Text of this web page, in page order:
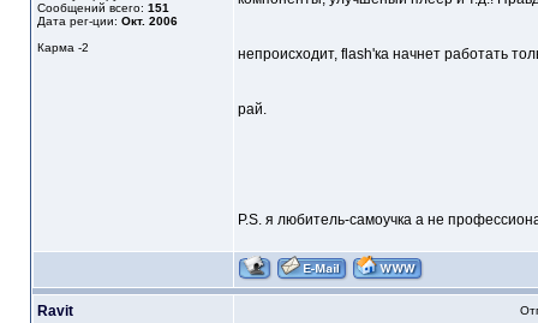
Сообщений всего: 151
Дата рег-ции: Окт. 2006
Карма -2 непроисходит, flash'ка начнет работать
рай.
P.S. я любитель-самоучка а не
Ravit